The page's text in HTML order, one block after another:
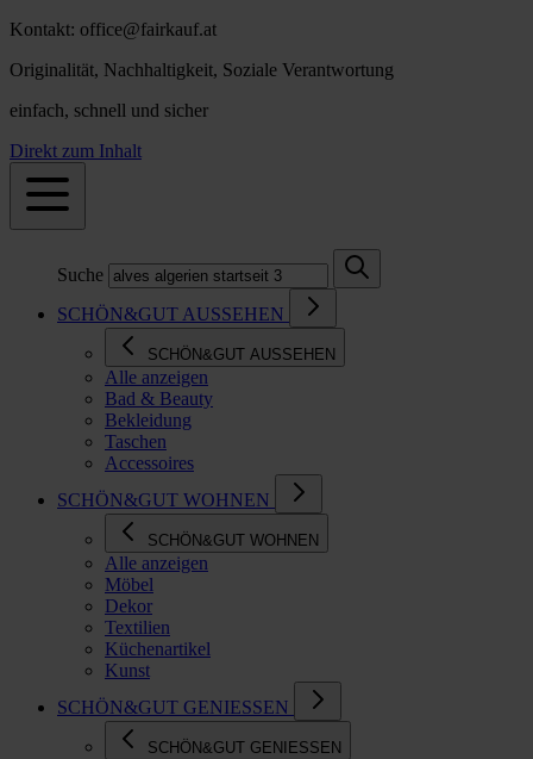
Kontakt: office@fairkauf.at
Originalität, Nachhaltigkeit, Soziale Verantwortung
einfach, schnell und sicher
Direkt zum Inhalt
Suche
SCHÖN&GUT AUSSEHEN
SCHÖN&GUT AUSSEHEN
Alle anzeigen
Bad & Beauty
Bekleidung
Taschen
Accessoires
SCHÖN&GUT WOHNEN
SCHÖN&GUT WOHNEN
Alle anzeigen
Möbel
Dekor
Textilien
Küchenartikel
Kunst
SCHÖN&GUT GENIESSEN
SCHÖN&GUT GENIESSEN